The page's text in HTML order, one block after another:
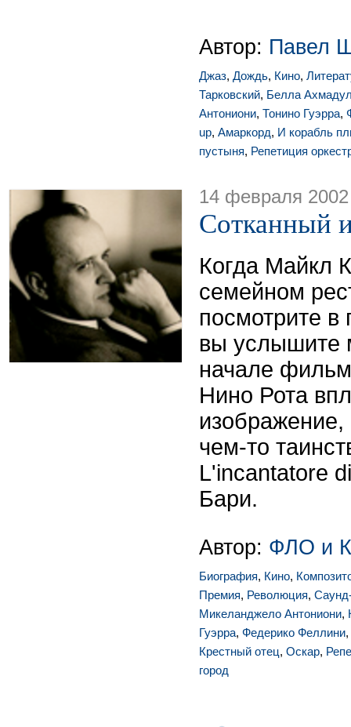
Автор: Павел
Джаз, Дождь, Кино,
Тарковский, Белла
Антониони, Тонино Гуэрра,
up, Амаркорд, И корабль
пустыня, Репетиция
14 февраля 2002
Сотканный
Когда Майкл
семейном
посмотрите в
вы услышите
начале
Нино Рота
изображение,
чем-то
L'incantatore
Бари.
Автор: ФЛО и
Биография, Кино,
Премия, Революция,
Микеланджело Антониони,
Гуэрра, Федерико Феллини,
Крестный отец, Оскар,
город